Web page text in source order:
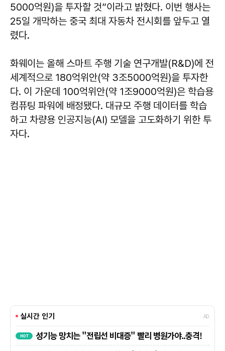
5000억원)을 투자할 것”이라고 밝혔다. 이번 행사는
25일 개막하는 중국 최대 자동차 전시회를 앞두고 열
렸다.
화웨이는 올해 스마트 주행 기술 연구개발(R&D)에 전
세계적으로 180억위안(약 3조5000억원)을 투자한
다. 이 가운데 100억위안(약 1조9000억원)은 학습용
컴퓨팅 파워에 배정됐다. 대규모 주행 데이터를 학습
하고 차량용 인공지능(AI) 모델을 고도화하기 위한 투
자다.